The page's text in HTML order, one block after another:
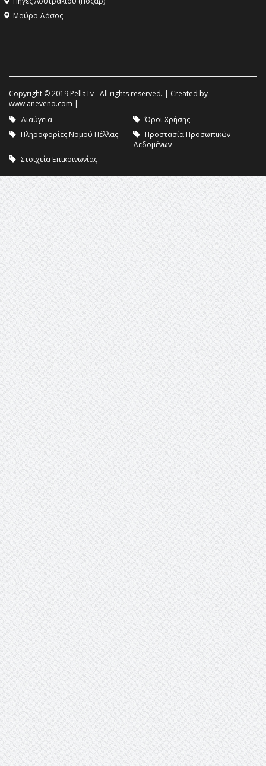
Μαύρο Δάσος
Copyright © 2019 PellaTv - All rights reserved. | Created by
www.aneveno.com |
Διαύγεια
Όροι Χρήσης
Πληροφορίες Νομού Πέλλας
Προστασία Προσωπικών
Δεδομένων
Στοιχεία Επικοινωνίας